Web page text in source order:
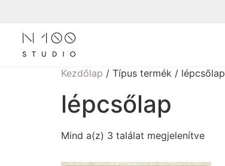
Kezdőlap / Típus termék / lépcsőlap
lépcsőlap
Mind a(z) 3 találat megjelenítve